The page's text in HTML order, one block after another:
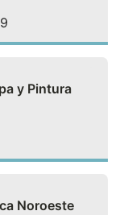
y Pintura
Noroeste